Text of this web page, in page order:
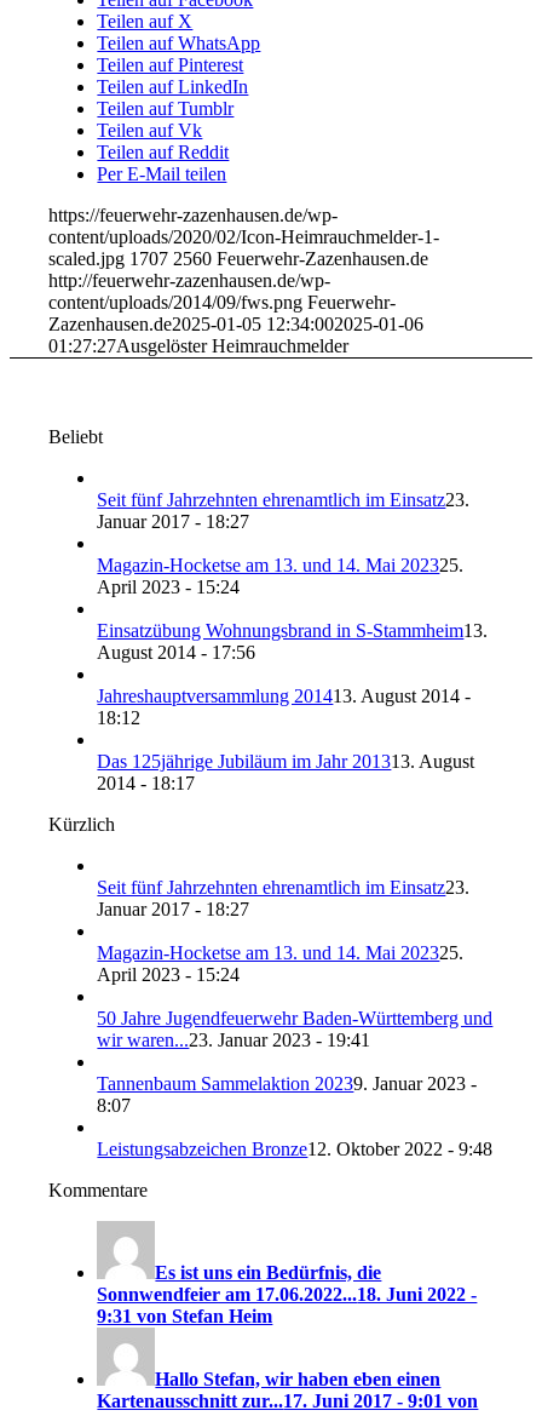
Teilen auf X
Teilen auf WhatsApp
Teilen auf Pinterest
Teilen auf LinkedIn
Teilen auf Tumblr
Teilen auf Vk
Teilen auf Reddit
Per E-Mail teilen
https://feuerwehr-zazenhausen.de/wp-
content/uploads/2020/02/Icon-Heimrauchmelder-1-
scaled.jpg 1707 2560 Feuerwehr-Zazenhausen.de
http://feuerwehr-zazenhausen.de/wp-
content/uploads/2014/09/fws.png Feuerwehr-
Zazenhausen.de2025-01-05 12:34:002025-01-06
01:27:27Ausgelöster Heimrauchmelder
Beliebt
Seit fünf Jahrzehnten ehrenamtlich im Einsatz23.
Januar 2017 - 18:27
Magazin-Hocketse am 13. und 14. Mai 202325.
April 2023 - 15:24
Einsatzübung Wohnungsbrand in S-Stammheim13.
August 2014 - 17:56
Jahreshauptversammlung 201413. August 2014 -
18:12
Das 125jährige Jubiläum im Jahr 201313. August
2014 - 18:17
Kürzlich
Seit fünf Jahrzehnten ehrenamtlich im Einsatz23.
Januar 2017 - 18:27
Magazin-Hocketse am 13. und 14. Mai 202325.
April 2023 - 15:24
50 Jahre Jugendfeuerwehr Baden-Württemberg und
wir waren...23. Januar 2023 - 19:41
Tannenbaum Sammelaktion 20239. Januar 2023 -
8:07
Leistungsabzeichen Bronze12. Oktober 2022 - 9:48
Kommentare
Es ist uns ein Bedürfnis, die
Sonnwendfeier am 17.06.2022...18. Juni 2022 -
9:31 von Stefan Heim
Hallo Stefan, wir haben eben einen
Kartenausschnitt zur...17. Juni 2017 - 9:01 von